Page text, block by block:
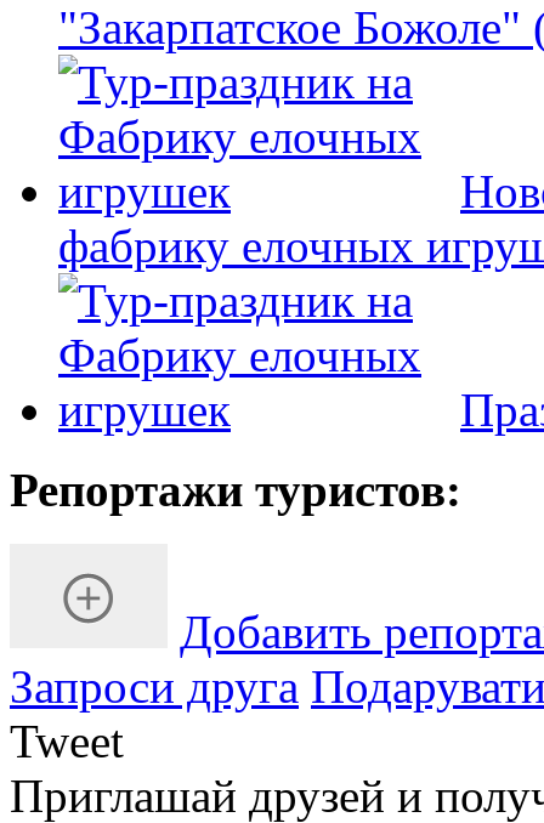
"Закарпатское Божоле"
фабрику елочных
Репортажи туристов:
Добавить
Запроси друга
Tweet
Приглашай друзей и